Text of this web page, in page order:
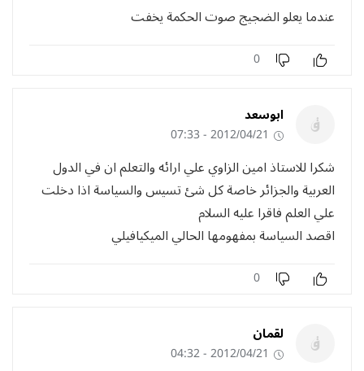
عندما يعلو الضجيج صوت الحكمة يخفت
0
ابوسعد
2012/04/21 - 07:33
شكرا للاستاذ امين الزاوي علي ارائه والتعلم ان في الدول
العربية والجزائر خاصة كل شئ تسيس والسياسة اذا دخلت
علي العلم فاقرا عليه السلام
اقصد السياسة بمفهومها الحالي الميكيافيلي
0
لقمان
2012/04/21 - 04:32